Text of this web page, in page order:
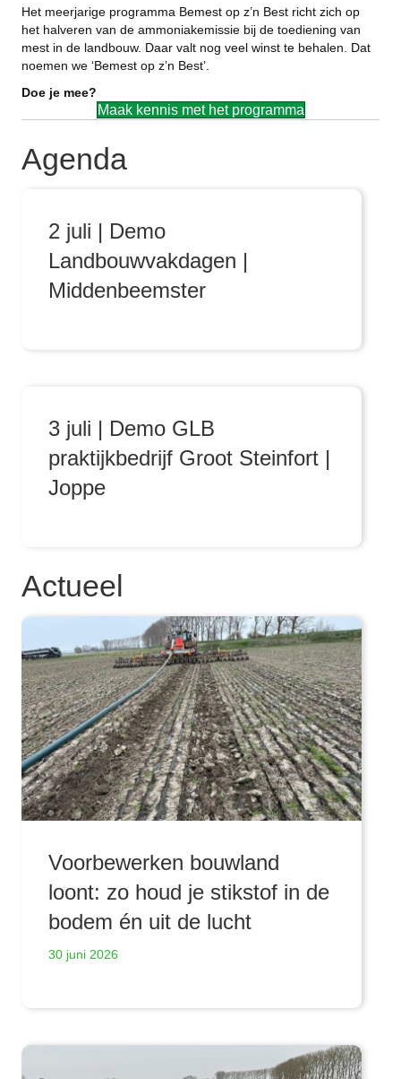
Het meerjarige programma Bemest op z’n Best richt zich op
het halveren van de ammoniakemissie bij de toediening van
mest in de landbouw. Daar valt nog veel winst te behalen. Dat
noemen we ‘Bemest op z’n Best’.
Doe je mee?
Maak kennis met het programma
Agenda
2 juli | Demo
Landbouwvakdagen |
Middenbeemster
3 juli | Demo GLB
praktijkbedrijf Groot Steinfort |
Joppe
Actueel
Voorbewerken bouwland
loont: zo houd je stikstof in de
bodem én uit de lucht
30 juni 2026